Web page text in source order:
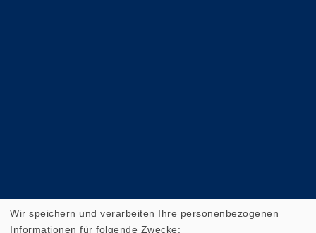
Wir speichern und verarbeiten Ihre personenbezogenen
Informationen für folgende Zwecke: